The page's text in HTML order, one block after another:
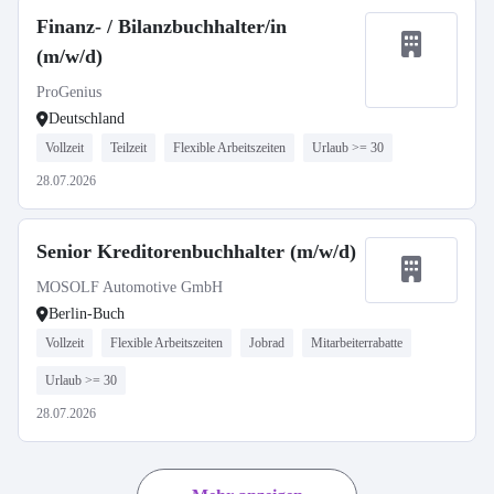
Finanz- / Bilanzbuchhalter/in
(m/w/d)
ProGenius
Deutschland
Vollzeit Teilzeit Flexible Arbeitszeiten Urlaub >= 30
28.07.2026
Senior Kreditorenbuchhalter (m/w/d)
MOSOLF Automotive GmbH
Berlin-Buch
Vollzeit Flexible Arbeitszeiten Jobrad Mitarbeiterrabatte
Urlaub >= 30
28.07.2026